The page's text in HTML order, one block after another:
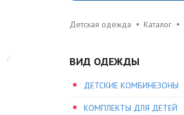
Детская одежда Каталог
ВИД ОДЕЖДЫ
ДЕТСКИЕ КОМБИНЕЗОНЫ
КОМПЛЕКТЫ ДЛЯ ДЕТЕЙ